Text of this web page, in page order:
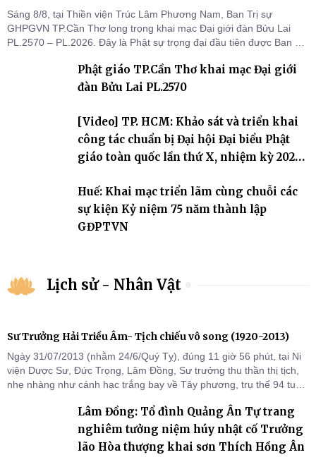
Sáng 8/8, tại Thiền viện Trúc Lâm Phương Nam, Ban Trị sự
GHPGVN TP.Cần Thơ long trọng khai mạc Đại giới đàn Bửu Lai
PL.2570 – PL.2026. Đây là Phật sự trọng đại đầu tiên được Ban Trị
thứ I, thể hiện sự quan tâm đối với công tác truyền giới, đào tạo
Tăng tài và tiếp nối mạng mạch Tăng-g
Phật giáo TP.Cần Thơ khai mạc Đại giới
đàn Bửu Lai PL.2570
[Video] TP. HCM: Khảo sát và triển khai
công tác chuẩn bị Đại hội Đại biểu Phật
giáo toàn quốc lần thứ X, nhiệm kỳ 2026-
Huế: Khai mạc triển lãm cùng chuỗi các
sự kiện Kỷ niệm 75 năm thành lập
GĐPTVN
Lịch sử - Nhân Vật
Sư Trưởng Hải Triều Âm- Tịch chiếu vô song (1920-2013)
Ngày 31/07/2013 (nhằm 24/6/Quý Tỵ), đúng 11 giờ 56 phút, tại Ni
viện Dược Sư, Đức Trọng, Lâm Đồng, Sư trưởng thu thần thị tịch,
nhẹ nhàng như cánh hạc trắng bay về Tây phương, trụ thế 94 tuổi
Lâm Đồng: Tổ đình Quảng Ân Tự trang
nghiêm tưởng niệm húy nhật cố Trưởng
lão Hòa thượng khai sơn Thích Hồng Ân